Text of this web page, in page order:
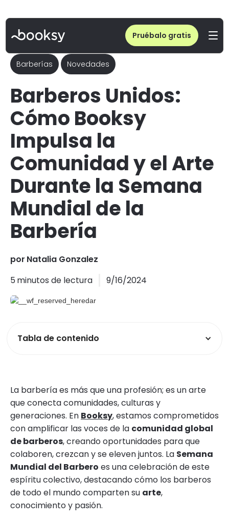
Pruébalo gratis
Barberías Novedades
Barberos Unidos:
Cómo Booksy
Impulsa la
Comunidad y el Arte
Durante la Semana
Mundial de la
Barbería
por Natalia Gonzalez
5 minutos de lectura 9/16/2024
Tabla de contenido
La barbería es más que una profesión; es un arte
que conecta comunidades, culturas y
generaciones. En Booksy, estamos comprometidos
con amplificar las voces de la comunidad global
de barberos, creando oportunidades para que
colaboren, crezcan y se eleven juntos. La Semana
Mundial del Barbero es una celebración de este
espíritu colectivo, destacando cómo los barberos
de todo el mundo comparten su arte,
conocimiento y pasión.